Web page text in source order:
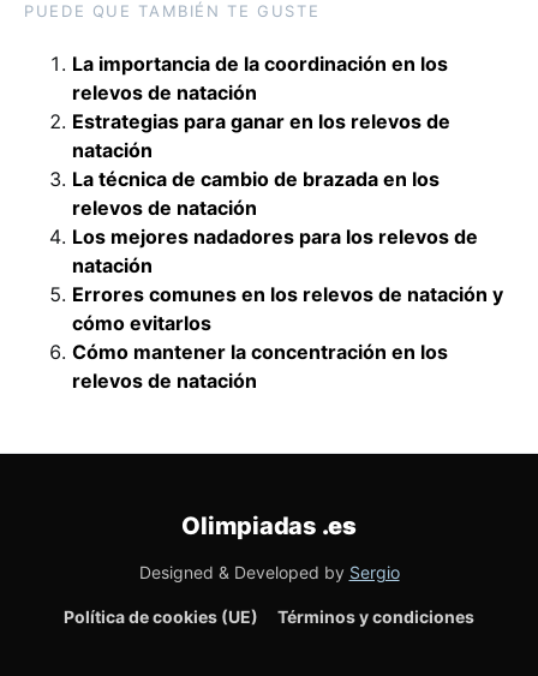
PUEDE QUE TAMBIÉN TE GUSTE
La importancia de la coordinación en los
relevos de natación
Estrategias para ganar en los relevos de
natación
La técnica de cambio de brazada en los
relevos de natación
Los mejores nadadores para los relevos de
natación
Errores comunes en los relevos de natación y
cómo evitarlos
Cómo mantener la concentración en los
relevos de natación
Política de cookies (UE) Términos y condiciones
Olimpiadas .es
Designed & Developed by Sergio